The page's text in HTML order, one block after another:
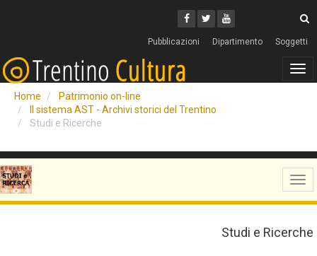
Facebook
Twitter
Youtube
Pubblicazioni Dipartimento Soggetti
Home
Patrimonio on-line
Il sistema AST - Archivi storici del Trentino
Studi e Ricerche
Studi e Ricerche